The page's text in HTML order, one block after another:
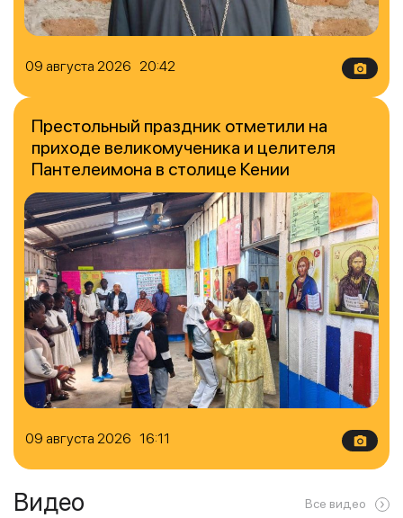
09 августа 2026 20:42
09 августа 2026 16:11
Престольный праздник отметили на
приходе великомученика и целителя
Пантелеимона в столице Кении
Видео Все видео